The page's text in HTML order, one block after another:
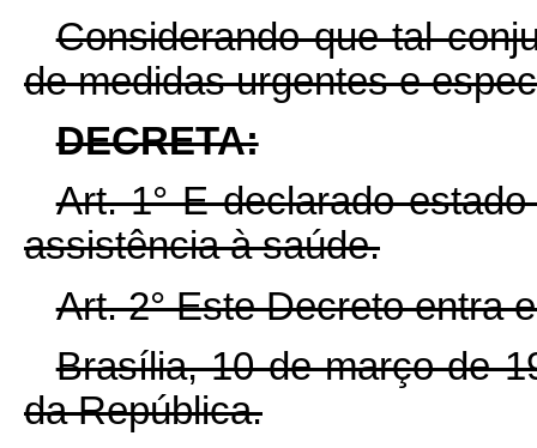
Considerando que tal
de medidas urgentes e
DECRETA:
Art. 1° E declarado
assistência à saúde.
Art. 2° Este Decreto entra
Brasília, 10 de março de
da República.